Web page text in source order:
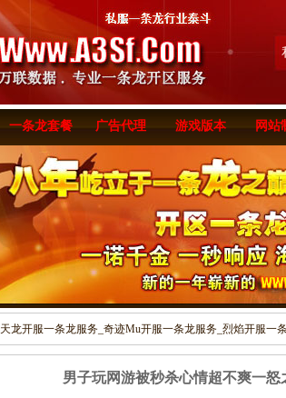
一条龙套餐 广告代理 游戏版本 网站
天龙开服一条龙服务_奇迹Mu开服一条龙服务_烈焰开服一
男子玩网游被秒杀心情超不爽一